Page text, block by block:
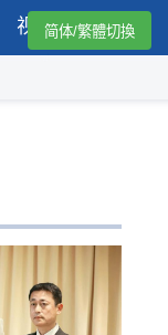
视频简体/繁體切換